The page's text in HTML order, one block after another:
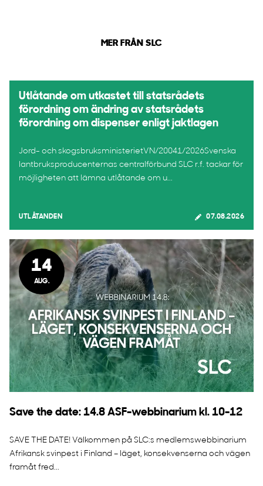
MER FRÅN SLC
Utlåtande om utkastet till statsrådets
förordning om ändring av statsrådets
förordning om dispenser enligt jaktlagen
Jord- och skogsbruksministerietVN/20041/2026Svenska
lantbruksproducenternas centralförbund SLC r.f. tackar för
möjligheten att lämna utlåtande om u...
UTLÅTANDEN 07.08.2026
14
AUG.
Save the date: 14.8 ASF-webbinarium kl. 10-12
SAVE THE DATE! Välkommen på SLC:s medlemswebbinarium
Afrikansk svinpest i Finland – läget, konsekvenserna och vägen
framåt fred...